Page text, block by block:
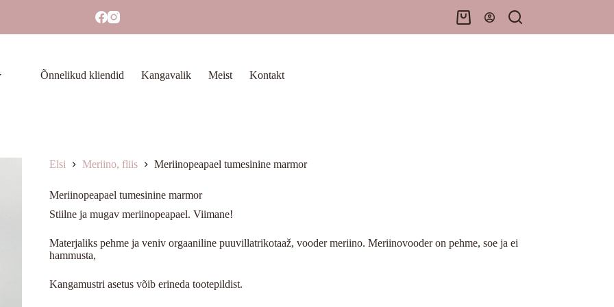
Shopping
cart
Õnnelikud kliendid Kangavalik Meist Kontakt
Elsi Meriino, fliis Meriinopeapael tumesinine marmor
Meriinopeapael tumesinine marmor
Stiilne ja mugav meriinopeapael. Viimane!
Materjaliks pehme ja veniv orgaaniline puuvillatrikotaaž, vooder meriino. Meriinovooder on pehme, soe ja ei
hammusta,
Kangamustri asetus võib erineda tootepildist.